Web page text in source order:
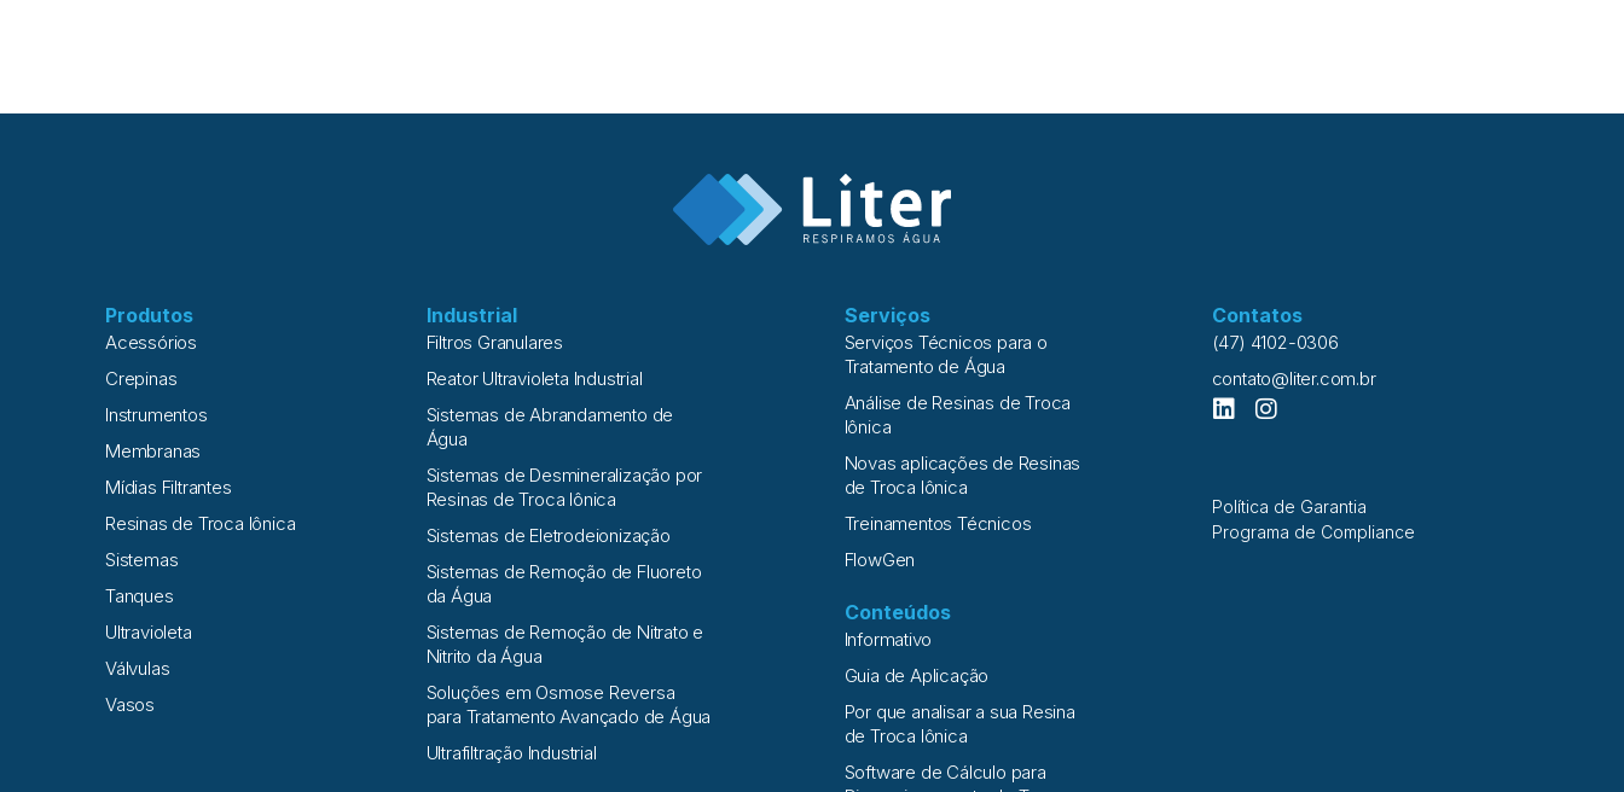
Produtos
Acessórios
Crepinas
Instrumentos
Membranas
Mídias Filtrantes
Resinas de Troca Iônica
Sistemas
Tanques
Ultravioleta
Válvulas
Vasos
Industrial
Filtros Granulares
Reator Ultravioleta Industrial
Sistemas de Abrandamento de
Água
Sistemas de Desmineralização por
Resinas de Troca Iônica
Sistemas de Eletrodeionização
Sistemas de Remoção de Fluoreto
da Água
Sistemas de Remoção de Nitrato e
Nitrito da Água
Soluções em Osmose Reversa
para Tratamento Avançado de Água
Ultrafiltração Industrial
Serviços
Serviços Técnicos para o
Tratamento de Água
Análise de Resinas de Troca
Iônica
Novas aplicações de Resinas
de Troca Iônica
Treinamentos Técnicos
FlowGen
Conteúdos
Informativo
Guia de Aplicação
Por que analisar a sua Resina
de Troca Iônica
Software de Cálculo para
Contatos
(47) 4102-0306
contato@liter.com.br
Política de Garantia
Programa de Compliance